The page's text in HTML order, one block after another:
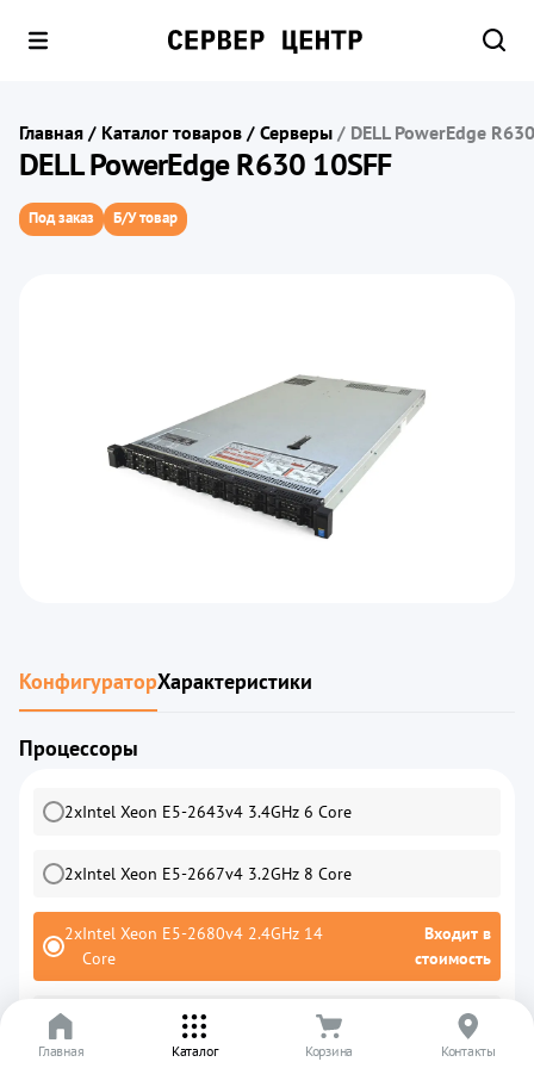
Главная / Каталог товаров / Серверы / DELL PowerEdge
DELL PowerEdge R630 10SFF
Под заказ Б/У товар
КонфигураторХарактеристики
Процессоры
2xIntel Xeon E5-2643v4 3.4GHz 6 Core
2xIntel Xeon E5-2667v4 3.2GHz 8 Core
2xIntel Xeon E5-2680v4 2.4GHz 14
Core
Входит в
стоимость
2 Intel Xeon E5-2690v4 2.6GHz 14 Core
Главная Каталог Корзина Контакты